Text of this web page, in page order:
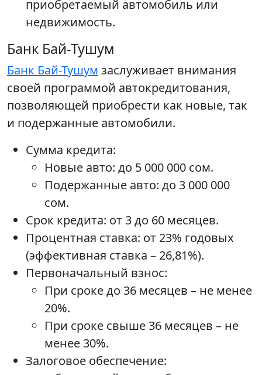
приобретаемый автомобиль или
недвижимость.
Банк Бай-Тушум
Банк Бай-Тушум заслуживает внимания
своей программой автокредитования,
позволяющей приобрести как новые, так
и подержанные автомобили.
Сумма кредита:
Новые авто: до 5 000 000 сом.
Подержанные авто: до 3 000 000
сом.
Срок кредита: от 3 до 60 месяцев.
Процентная ставка: от 23% годовых
(эффективная ставка – 26,81%).
Первоначальный взнос:
При сроке до 36 месяцев – не менее
20%.
При сроке свыше 36 месяцев – не
менее 30%.
Залоговое обеспечение: